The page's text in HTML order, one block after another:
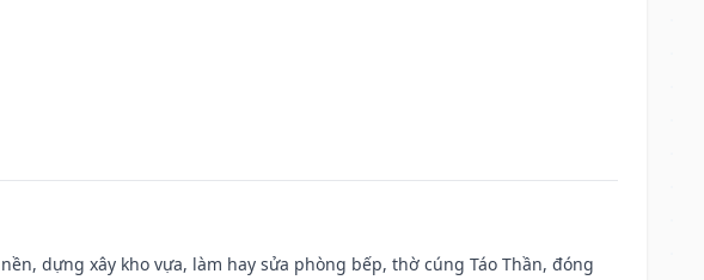
dựng xây kho vựa, làm hay sửa phòng bếp, thờ cúng Táo Thần, đóng